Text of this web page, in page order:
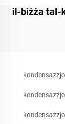
il-biżża tal-